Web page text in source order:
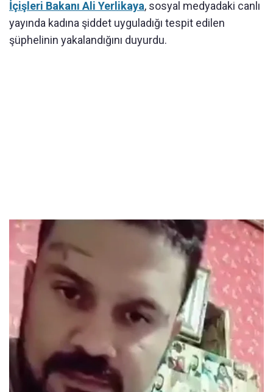
İçişleri Bakanı Ali Yerlikaya, sosyal medyadaki canlı
yayında kadına şiddet uyguladığı tespit edilen
şüphelinin yakalandığını duyurdu.